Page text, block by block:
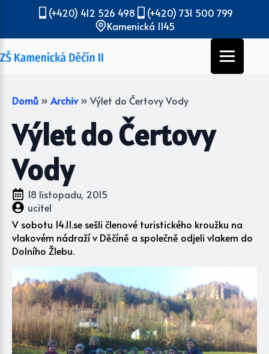
(+420) 412 526 498
(+420) 731 500 799
Kamenická 1145
Domů » Archiv » Výlet do Čertovy Vody
Výlet do Čertovy
Vody
18 listopadu, 2015
ucitel
V sobotu 14.11.se sešli členové turistického kroužku na
vlakovém nádraží v Děčíně a společně odjeli vlakem do
Dolního Žlebu.